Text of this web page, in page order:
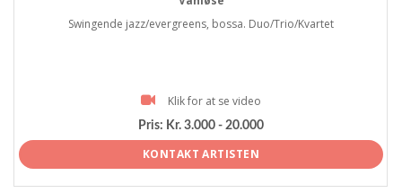
Swingende jazz/evergreens, bossa. Duo/Trio/Kvartet
Klik for at se video
Pris: Kr. 3.000 - 20.000
KONTAKT ARTISTEN